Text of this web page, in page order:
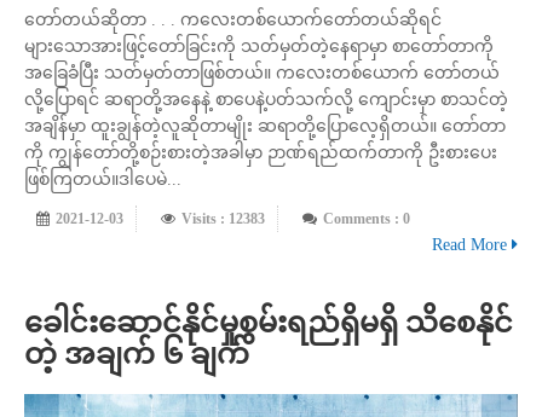
တော်တယ်ဆိုတာ . . . ကလေးတစ်ယောက်တော်တယ်ဆိုရင်
များသောအားဖြင့်တော်ခြင်းကို သတ်မှတ်တဲ့နေရာမှာ စာတော်တာကို
အခြေခံပြီး သတ်မှတ်တာဖြစ်တယ်။ ကလေးတစ်ယောက် တော်တယ်
လို့ပြောရင် ဆရာတို့အနေနဲ့ စာပေနဲ့ပတ်သက်လို့ ကျောင်းမှာ စာသင်တဲ့
အချိန်မှာ ထူးချွန်တဲ့လူဆိုတာမျိုး ဆရာတို့ပြောလေ့ရှိတယ်။ တော်တာ
ကို ကျွန်တော်တို့စဉ်းစားတဲ့အခါမှာ ဉာဏ်ရည်ထက်တာကို ဦးစားပေး
ဖြစ်ကြတယ်။ဒါပေမဲ...
2021-12-03 Visits : 12383 Comments : 0
Read More
ခေါင်းဆောင်နိုင်မှုစွမ်းရည်ရှိမရှိ သိစေနိုင်
တဲ့ အချက် ၆ ချက်